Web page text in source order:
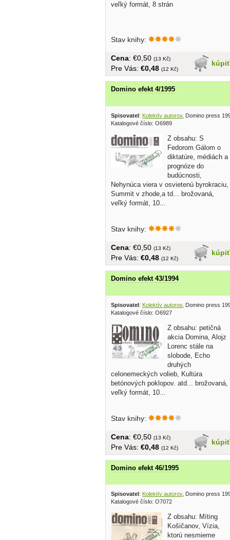
veľký formát, 8 strán
Stav knihy:
kúpiť
Cena: €0,50 (13 Kč)
Pre Vás: €0,48 (12 Kč)
Domino efekt 4/1995
Spisovatel: Kolektív autorov, Domino press
Katalogové číslo: O6989
Z obsahu: S
Fedorom Gálom o
diktatúre, médiách a
prognóze do
budúcnosti,
Nehynúca viera v osvietenú byrokraciu,
Summit v zhode,a td... brožovaná,
veľký formát, 10...
Stav knihy:
kúpiť
Cena: €0,50 (13 Kč)
Pre Vás: €0,48 (12 Kč)
Domino efekt 43/1994
Spisovatel: Kolektív autorov, Domino press
Katalogové číslo: O6927
Z obsahu: petičná
akcia Domina, Alojz
Lorenc stále na
slobode, Echo
druhých
celonemeckých volieb, Kultúra
betónových poklopov. atd... brožovaná,
veľký formát, 10...
Stav knihy:
kúpiť
Cena: €0,50 (13 Kč)
Pre Vás: €0,48 (12 Kč)
Domino efekt 46/1995
Spisovatel : Kolektív autorov, Domino press
Katalogové číslo: O7072
Z obsahu: Míting
Košičanov, Vízia,
ktorú nesmieme